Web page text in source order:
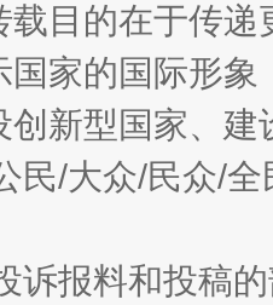
衣” 如何以
载目的在于传
国家的国际形
创新型国家、
民/大众/民众/
诉报料和投稿